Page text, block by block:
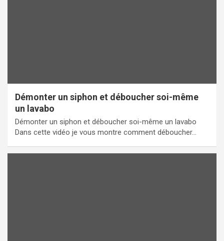
Démonter un siphon et déboucher soi-même
un lavabo
Démonter un siphon et déboucher soi-même un lavabo
Dans cette vidéo je vous montre comment déboucher…